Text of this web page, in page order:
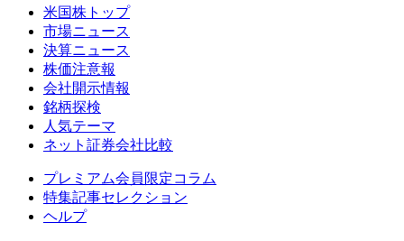
米国株トップ
市場ニュース
決算ニュース
株価注意報
会社開示情報
銘柄探検
人気テーマ
ネット証券会社比較
プレミアム会員限定コラム
特集記事セレクション
ヘルプ